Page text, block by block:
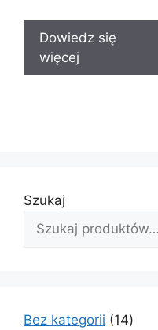
Dowiedz się
więcej
Szukaj
Bez kategorii 1414